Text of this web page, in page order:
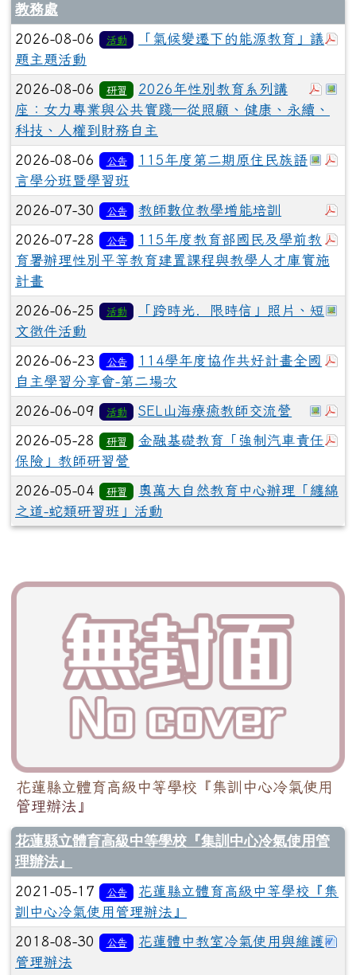
教務處
2026-08-06 活動
「氣候變遷下的能源教育」議
題主題活動
於
2026-08-06 研習
2026年性別教育系列講
座：女力專業與公共實踐─從照顧、健康、永續、
科技、人權到財務自主
於
2026-08-06 公告
115年度第二期原住民族語
言學分班暨學習班
2026-07-30 公告 教師數位教學增能培訓
2026-07-28 公告
115年度教育部國民及學前教
育署辦理性別平等教育建置課程與教學人才庫實施
計畫
2026-06-25 活動
「跨時光．限時信」照片、短
文徵件活動
2026-06-23 公告
114學年度協作共好計畫全國
自主學習分享會-第二場次
於
2026-06-09 活動 SEL山海療癒教師交流營
2026-05-28 研習
金融基礎教育「強制汽車責任
保險」教師研習營
2026-05-04 研習
奧萬大自然教育中心辦理「纏綿
之道-蛇類研習班」活動
花蓮縣立體育高級中等學校『集訓中心冷氣使用
管理辦法』
花蓮縣立體育高級中等學校『集訓中心冷氣使用管
理辦法』
2021-05-17 公告
花蓮縣立體育高級中等學校『集
訓中心冷氣使用管理辦法』
2018-08-30 公告
花蓮體中教室冷氣使用與維護
管理辦法